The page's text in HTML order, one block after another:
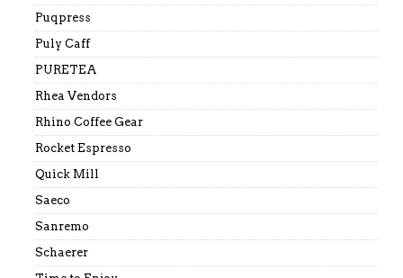
Puqpress
Puly Caff
PURETEA
Rhea Vendors
Rhino Coffee Gear
Rocket Espresso
Quick Mill
Saeco
Sanremo
Schaerer